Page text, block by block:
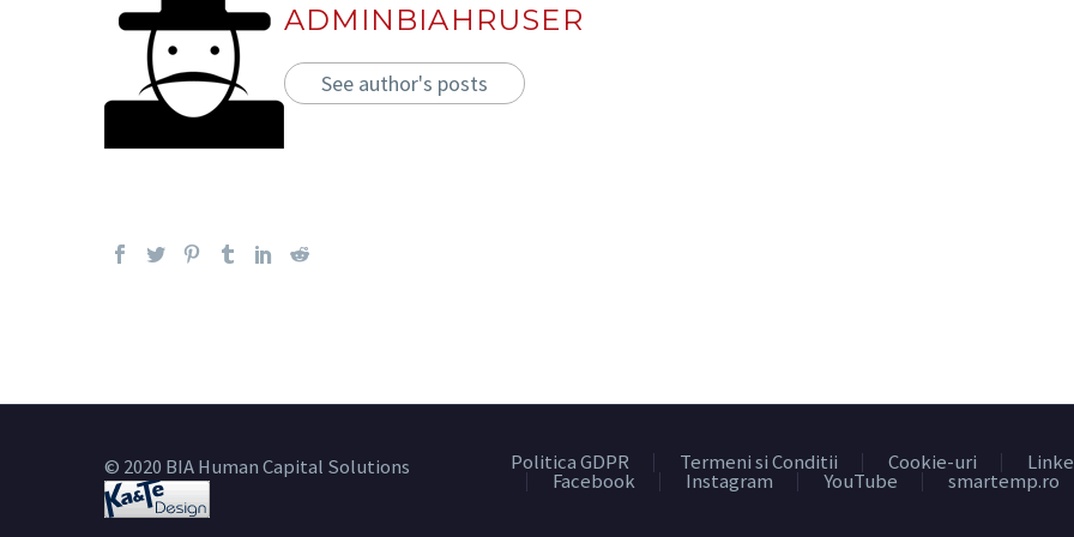
ADMINBIAHRUSER
See author's posts
Politica GDPR Termeni si Conditii Cookie-uri
Facebook Instagram YouTube smartemp.ro
© 2020 BIA Human Capital Solutions